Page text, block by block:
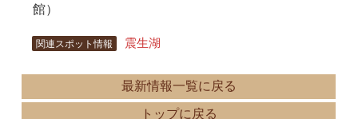
館）
関連スポット情報 震生湖
最新情報一覧に戻る
トップに戻る